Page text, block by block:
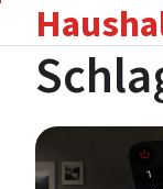
content